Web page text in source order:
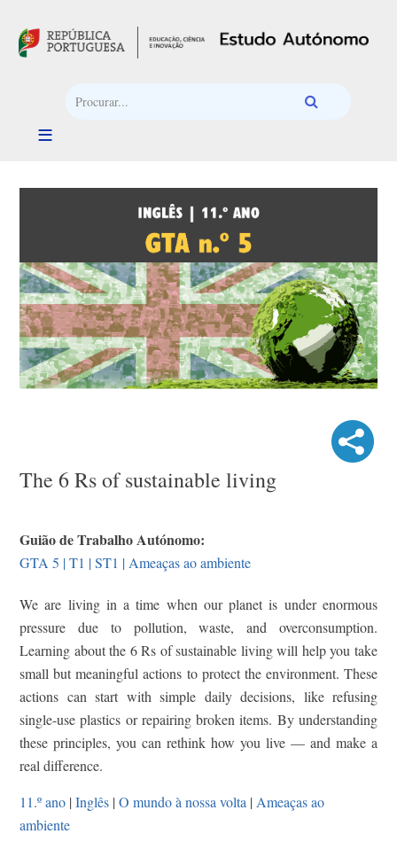
The 6 Rs of sustainable living
Guião de Trabalho Autónomo:
GTA 5 | T1 | ST1 | Ameaças ao ambiente
We are living in a time when our planet is under enormous
pressure due to pollution, waste, and overconsumption.
Learning about the 6 Rs of sustainable living will help you take
small but meaningful actions to protect the environment. These
actions can start with simple daily decisions, like refusing
single-use plastics or repairing broken items. By understanding
these principles, you can rethink how you live — and make a
real difference.
11.º ano |Inglês |O mundo à nossa volta |Ameaças ao
ambiente